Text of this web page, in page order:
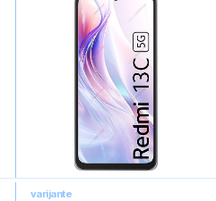
varijante